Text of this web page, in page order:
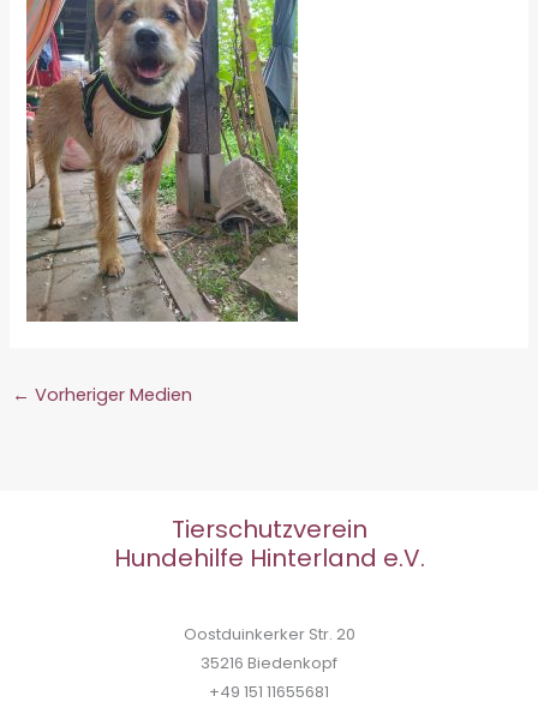
← Vorheriger Medien
Tierschutzverein
Hundehilfe Hinterland e.V.
Oostduinkerker Str. 20
35216 Biedenkopf
+49 151 11655681